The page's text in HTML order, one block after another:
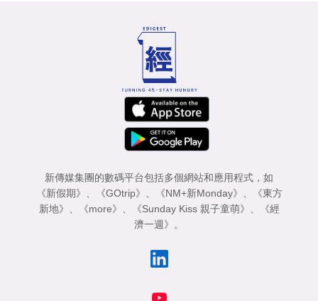
新傳媒集團的數碼平台包括多個網站和應用程式，如
《新假期》 、 《GOtrip》 、 《NM+新Monday》 、
《東方
新地》 、 《more》 、 《Sunday Kiss 親子童萌》 、
《經
濟一週》 。